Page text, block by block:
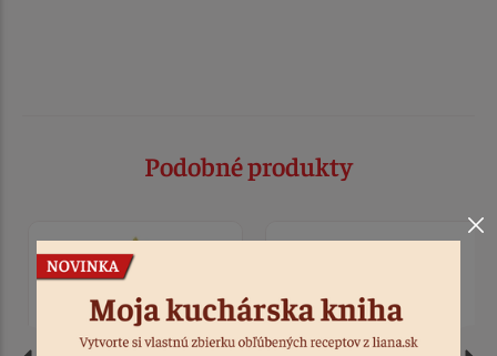
Podobné produkty